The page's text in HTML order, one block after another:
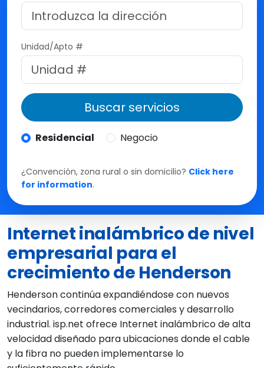
Unidad/Apto #
Buscar servicios
Residencial Negocio
¿Convención, zona rural o sin domicilio? Click here
for information.
Internet inalámbrico de nivel
empresarial para el
crecimiento de Henderson
Henderson continúa expandiéndose con nuevos
vecindarios, corredores comerciales y desarrollo
industrial. isp.net ofrece Internet inalámbrico de alta
velocidad diseñado para ubicaciones donde el cable
y la fibra no pueden implementarse lo